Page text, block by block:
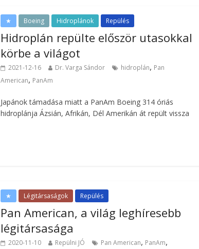
★ Boeing Hidroplánok Repülés
Hidroplán repülte először utasokkal
körbe a világot
2021-12-16 Dr. Varga Sándor hidroplán, Pan
American, PanAm
Japánok támadása miatt a PanAm Boeing 314 óriás
hidroplánja Ázsián, Afrikán, Dél Amerikán át repült vissza
★ Légitársaságok Repülés
Pan American, a világ leghíresebb
légitársasága
2020-11-10 Repülni JÓ Pan American, PanAm,